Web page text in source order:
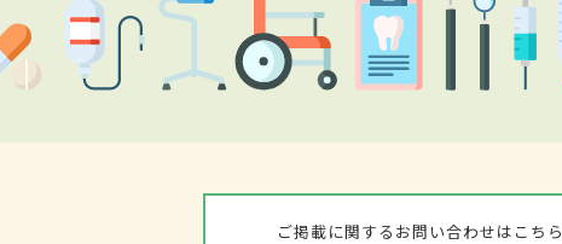
ご掲載に関するお問い合わせはこちら